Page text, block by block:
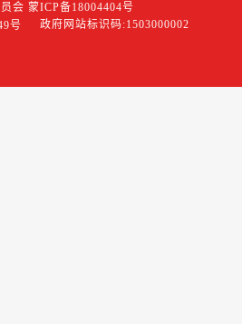
会 蒙ICP备18004404号
号
政府网站标识码:1503000002